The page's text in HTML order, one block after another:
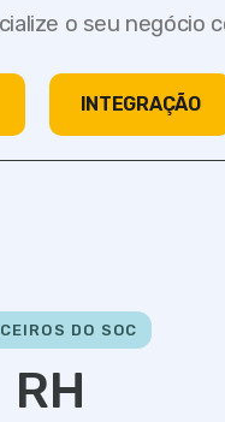
o seu negócio
INTEGRAÇÃO
DO SOC
RH